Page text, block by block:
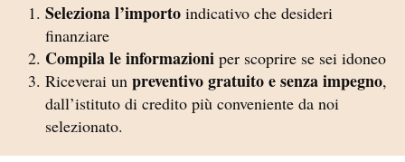
Seleziona l’importo indicativo che desideri
finanziare
Compila le informazioni per scoprire se sei idoneo
Riceverai un preventivo gratuito e senza impegno,
dall’istituto di credito più conveniente da noi
selezionato.